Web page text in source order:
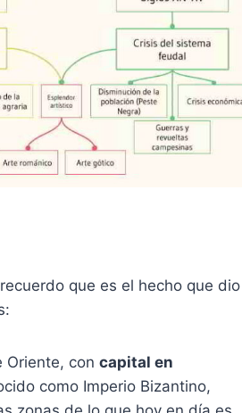
que es el hecho que dio
Oriente, con capital en
como Imperio Bizantino,